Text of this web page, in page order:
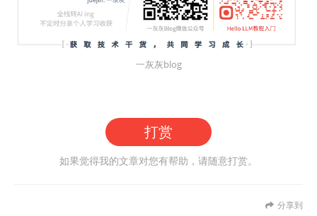
一灰灰blog
打赏
如果觉得我的文章对您有帮助，请随意打赏。
分享到